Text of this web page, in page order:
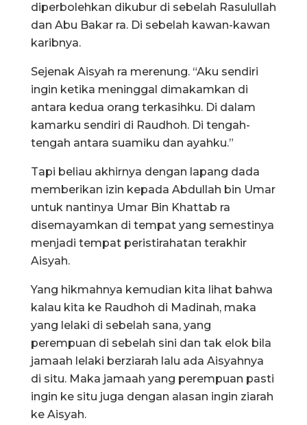
diperbolehkan dikubur di sebelah Rasulullah
dan Abu Bakar ra. Di sebelah kawan-kawan
karibnya.
Sejenak Aisyah ra merenung. “Aku sendiri
ingin ketika meninggal dimakamkan di
antara kedua orang terkasihku. Di dalam
kamarku sendiri di Raudhoh. Di tengah-
tengah antara suamiku dan ayahku.”
Tapi beliau akhirnya dengan lapang dada
memberikan izin kepada Abdullah bin Umar
untuk nantinya Umar Bin Khattab ra
disemayamkan di tempat yang semestinya
menjadi tempat peristirahatan terakhir
Aisyah.
Yang hikmahnya kemudian kita lihat bahwa
kalau kita ke Raudhoh di Madinah, maka
yang lelaki di sebelah sana, yang
perempuan di sebelah sini dan tak elok bila
jamaah lelaki berziarah lalu ada Aisyahnya
di situ. Maka jamaah yang perempuan pasti
ingin ke situ juga dengan alasan ingin ziarah
ke Aisyah.